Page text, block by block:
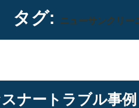
タグ: ニューサンクリー
ナートラブル事例